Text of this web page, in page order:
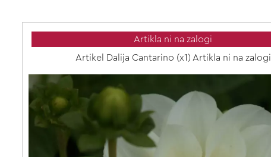
Artikla ni na zalogi
Artikel Dalija Cantarino (x1) Artikla ni na zalogi